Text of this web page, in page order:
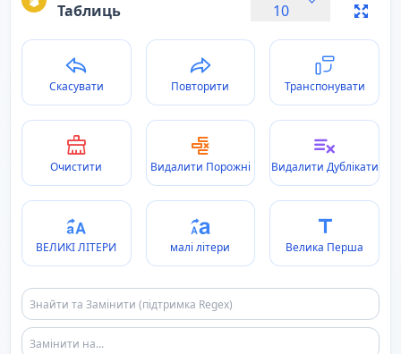
Таблиць
10
Скасувати Повторити Транспонувати
Очистити Видалити Порожні Видалити Дублікати
ВЕЛИКІ ЛІТЕРИ малі літери Велика Перша